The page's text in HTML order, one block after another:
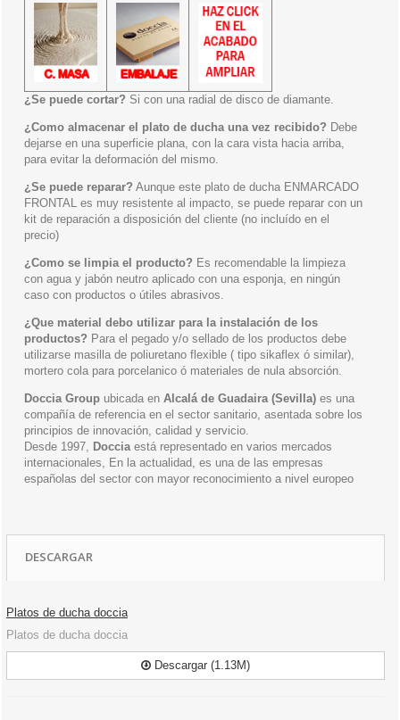
¿Se puede cortar? Si con una radial de disco de diamante.
¿Como almacenar el plato de ducha una vez recibido? Debe
dejarse en una superficie plana, con la cara vista hacia arriba,
para evitar la deformación del mismo.
¿Se puede reparar? Aunque este plato de ducha ENMARCADO
FRONTAL es muy resistente al impacto, se puede reparar con un
kit de reparación a disposición del cliente (no incluído en el
precio)
¿Como se limpia el producto? Es recomendable la limpieza
con agua y jabón neutro aplicado con una esponja, en ningún
caso con productos o útiles abrasivos.
¿Que material debo utilizar para la instalación de los
productos? Para el pegado y/o sellado de los productos debe
utilizarse masilla de poliuretano flexible ( tipo sikaflex ó similar),
mortero cola para porcelanico ó materiales de nula absorción.
Doccia Group ubicada en Alcalá de Guadaira (Sevilla) es una
compañía de referencia en el sector sanitario, asentada sobre los
principios de innovación, calidad y servicio.
Desde 1997, Docciaestá representado en varios mercados
internacionales, En la actualidad, es una de las empresas
españolas del sector con mayor reconocimiento a nivel europeo
DESCARGAR
Platos de ducha doccia
Platos de ducha doccia
Descargar (1.13M)